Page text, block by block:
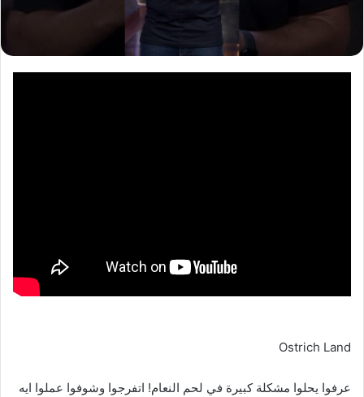
Ostrich Land
عرفوا يحلوا مشكلة كبيرة في لحم النعام! اتفرجوا وشوفوا عملوا ايه